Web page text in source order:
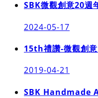
SBK微觀創意20週
2024-05-17
15th禮讚-微觀創
2019-04-21
SBK Handmade